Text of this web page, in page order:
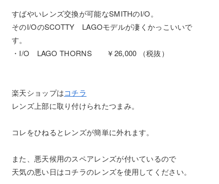
すばやいレンズ交換が可能なSMITHのI/O。
そのI/OのSCOTTY LAGOモデルが凄くかっこいいで
す。
・I/O LAGO THORNS ￥26,000 （税抜）
楽天ショップはコチラ
レンズ上部に取り付けられたつまみ。
コレをひねるとレンズが簡単に外れます。
また、悪天候用のスペアレンズが付いているので
天気の悪い日はコチラのレンズを使用してください。